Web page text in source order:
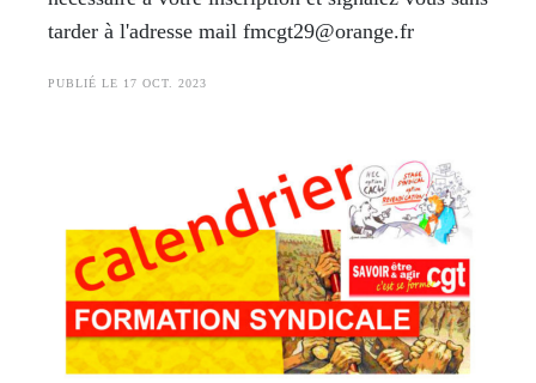
tarder à l'adresse mail fmcgt29@orange.fr
PUBLIÉ LE 17 OCT. 2023